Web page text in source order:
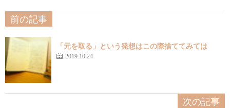
前の記事
「元を取る」という発想はこの際捨ててみては
2019.10.24
次の記事